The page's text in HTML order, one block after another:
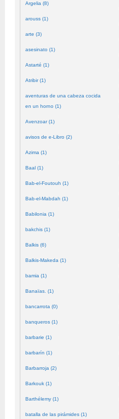
Argelia (8)
arouss (1)
arte (3)
asesinato (1)
Astarté (1)
Atribir (1)
aventuras de una cabeza cocida
en un horno (1)
Avenzoar (1)
avisos de e-Libro (2)
Azima (1)
Baal (1)
Bab-el-Foutouh (1)
Bab-el-Mabdah (1)
Babilonia (1)
bakchis (1)
Balkis (6)
Balkis-Makeda (1)
bamia (1)
Banaïas. (1)
bancarrota (0)
banqueros (1)
barbarie (1)
barbarín (1)
Barbarroja (2)
Barkouk (1)
Barthélemy (1)
batalla de las pirámides (1)